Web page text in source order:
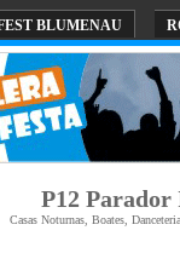
BLUMENAU
P12
Casas Noturnas, Boates,